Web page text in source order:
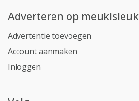
Adverteren op meukisleuk
Advertentie toevoegen
Account aanmaken
Inloggen